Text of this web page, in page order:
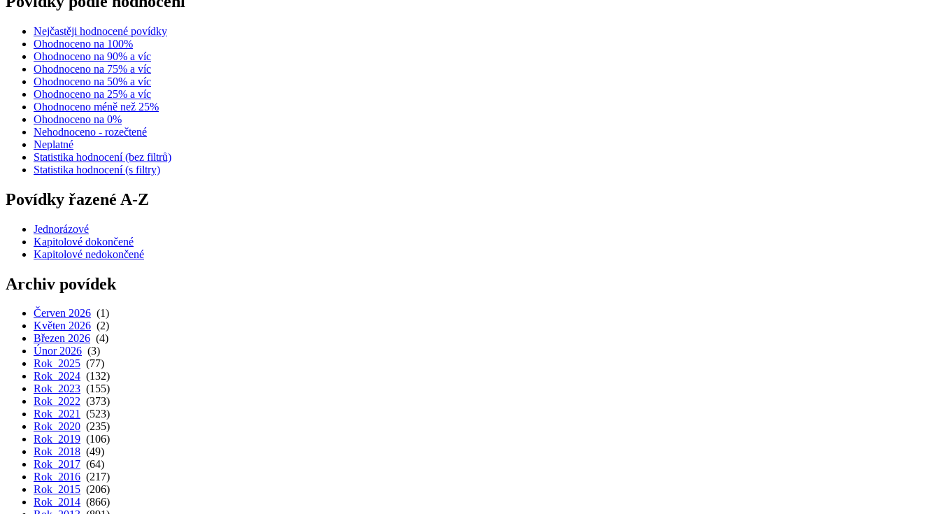
Nejčastěji hodnocené povídky
Ohodnoceno na 100%
Ohodnoceno na 90% a víc
Ohodnoceno na 75% a víc
Ohodnoceno na 50% a víc
Ohodnoceno na 25% a víc
Ohodnoceno méně než 25%
Ohodnoceno na 0%
Nehodnoceno - rozečtené
Neplatné
Statistika hodnocení (bez filtrů)
Statistika hodnocení (s filtry)
Povídky řazené A-Z
Jednorázové
Kapitolové dokončené
Kapitolové nedokončené
Archiv povídek
Červen 2026 (1)
Květen 2026 (2)
Březen 2026 (4)
Únor 2026 (3)
Rok 2025 (77)
Rok 2024 (132)
Rok 2023 (155)
Rok 2022 (373)
Rok 2021 (523)
Rok 2020 (235)
Rok 2019 (106)
Rok 2018 (49)
Rok 2017 (64)
Rok 2016 (217)
Rok 2015 (206)
Rok 2014 (866)